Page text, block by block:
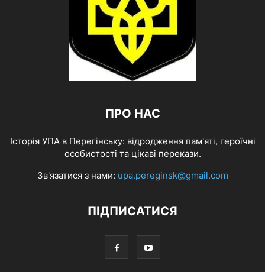
ПРО НАС
Історія УПА в Перегінську: відродження пам'яті, героїчні
особистості та цікаві перекази.
Зв'язатися з нами: upa.pereginsk@gmail.com
ПІДПИСАТИСЯ